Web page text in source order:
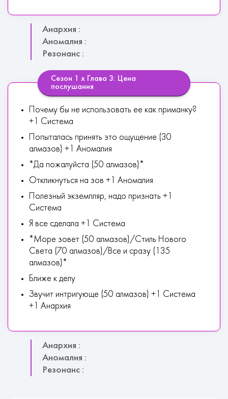
Анархия :
Аномалия :
Резонанс :
Сезон 1 х Глава 3: Цена
послушания
Почему бы не использовать ее как приманку?
+1 Система
Попыталась принять это ощущение (30
алмазов) +1 Аномалия
*Да пожалуйста (50 алмазов)*
Откликнуться на зов +1 Аномалия
Полезный экземпляр, надо признать +1
Система
Я все сделала +1 Система
*Море зовет (50 алмазов)/Стиль Нового
Света (70 алмазов)/Все и сразу (135
алмазов)*
Ближе к делу
Звучит интригующе (50 алмазов) +1 Система
+1 Анархия
Анархия :
Аномалия :
Резонанс :